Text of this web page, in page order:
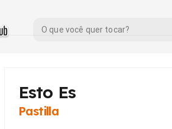
Esto Es
Pastilla